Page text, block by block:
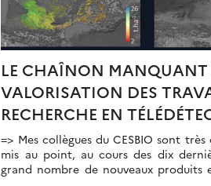
LE CHAÎNON
VALORISATION DES
RECHERCHE EN
=> Mes collègues du CESBIO sont
mis au point, au cours des dix
grand nombre de nouveaux produits